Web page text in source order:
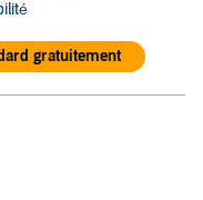
gratuitement